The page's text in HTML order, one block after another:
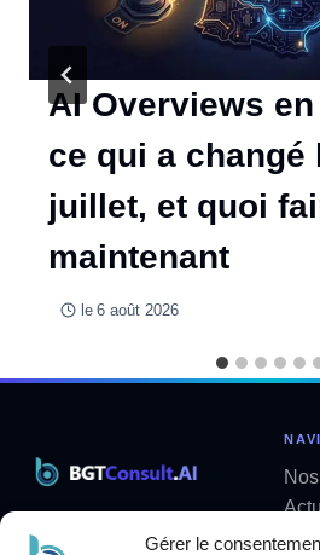
Gérer le
AI Overviews
ce qui a changé
juillet, et quoi
maintenant
le 6 août 2026